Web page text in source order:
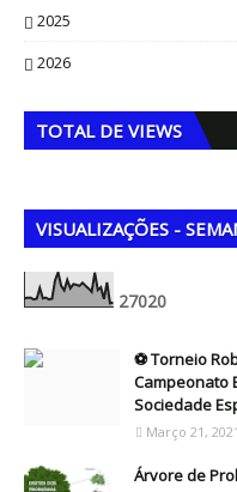
2025
2026
TOTAL DE VIEWS
VISUALIZAÇÕES -
27020
⚽ Torneio
Campeonato
Sociedade
Março 21, 2021
Árvore de